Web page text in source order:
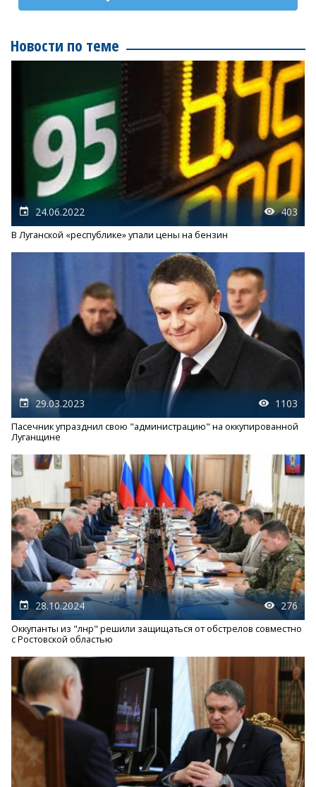
Новости по теме
24.06.2022 403
В Луганской «республике» упали цены на бензин
29.03.2023 1103
Пасечник упразднил свою "администрацию" на оккупированной
Луганщине
28.10.2024 276
Оккупанты из "лнр" решили защищаться от обстрелов совместно
с Ростовской областью